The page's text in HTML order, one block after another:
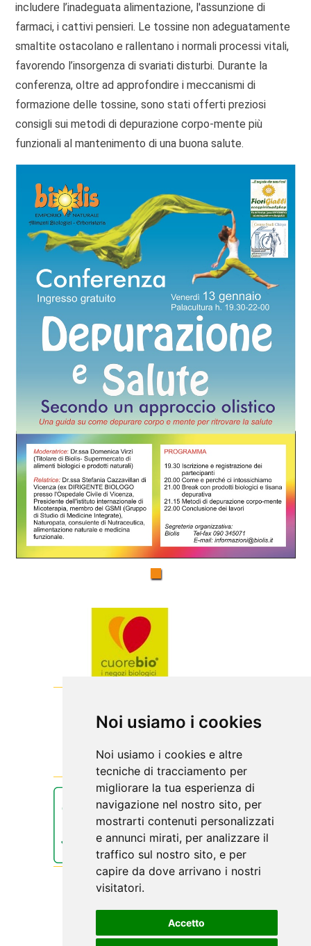
Noi usiamo i cookies
Noi usiamo i cookies e altre
tecniche di tracciamento per
migliorare la tua esperienza di
navigazione nel nostro sito, per
mostrarti contenuti personalizzati
e annunci mirati, per analizzare il
traffico sul nostro sito, e per
capire da dove arrivano i nostri
visitatori.
Accetto
includere l’inadeguata alimentazione, l'assunzione di
farmaci, i cattivi pensieri. Le tossine non adeguatamente
smaltite ostacolano e rallentano i normali processi vitali,
favorendo l’insorgenza di svariati disturbi. Durante la
conferenza, oltre ad approfondire i meccanismi di
formazione delle tossine, sono stati offerti preziosi
consigli sui metodi di depurazione corpo-mente più
funzionali al mantenimento di una buona salute.
Biolis